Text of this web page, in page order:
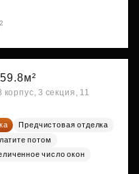
59.8м²
3 секция, 11
Предчистовая отделка
потом
число окон